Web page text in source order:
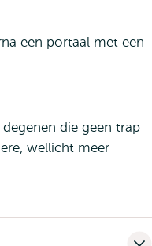
een portaal met een
die geen trap
wellicht meer